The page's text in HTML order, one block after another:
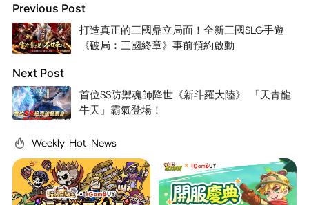
Previous Post
打造真正的三國鼎立局面！全新三國SLG手遊
《破局：三國終章》事前預約啟動
Next Post
首位SS防禦魂師降世《新斗羅大陸》 「天青龍
牛天」霸氣登場！
Weekly Hot News